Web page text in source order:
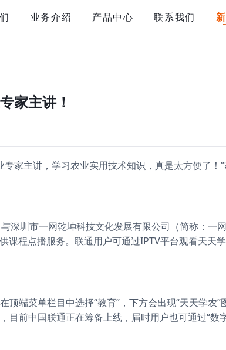
业务介绍 产品中心 联系我们
家主讲！
家主讲，学习农业实用技术知识，真是太方便了！
深圳市一网乾坤科技文化发展有限公司（简称：一
课程点播服务。联通用户可通过IPTV平台观看天天
端菜单栏目中选择“教育”，下方会出现“天天学农”
目前中国联通正在筹备上线，届时用户也可通过“数